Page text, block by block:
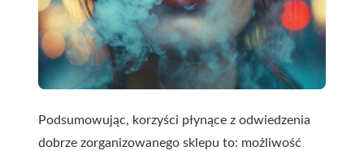
Podsumowując, korzyści płynące z odwiedzenia
dobrze zorganizowanego sklepu to: możliwość